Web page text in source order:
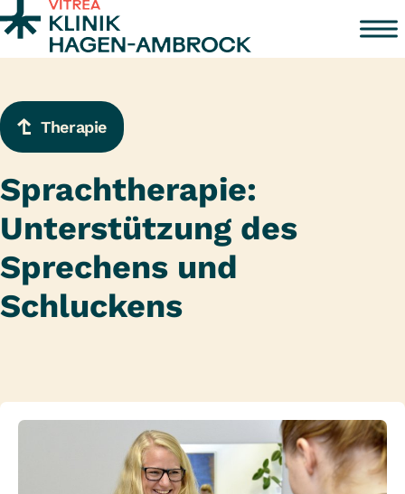
Zum Inhalt springen
Therapie
Sprachtherapie:
Unterstützung des
Sprechens und
Schluckens